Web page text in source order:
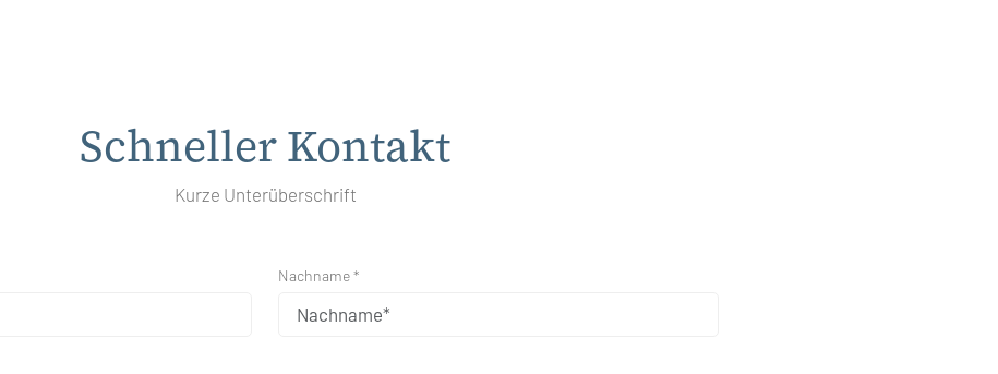
Schneller Kontakt
Kurze Unterüberschrift
Nachname *